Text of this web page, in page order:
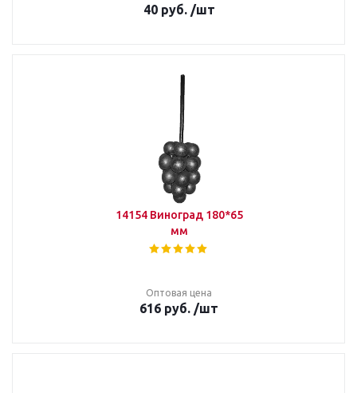
40руб. /шт
14154 Виноград 180*65
мм
Оптовая цена
616 руб. /шт